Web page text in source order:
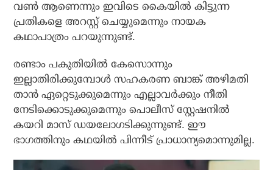
വണ്‍ ആണെന്നും ഇവിടെ കൈയില്‍ കിട്ടുന്ന
പ്രതികളെ അറസ്റ്റ് ചെയ്യുമെന്നും നായക
കഥാപാത്രം പറയുന്നുണ്ട്.
രണ്ടാം പകുതിയില്‍ കേസൊന്നും
ഇല്ലാതിരിക്കുമ്പോള്‍ സഹകരണ ബാങ്ക് അഴിമതി
താന്‍ ഏറ്റെടുക്കുമെന്നും എല്ലാവര്‍ക്കും നീതി
നേടിക്കൊടുക്കുമെന്നും പൊലീസ് സ്റ്റേഷനില്‍
കയറി മാസ് ഡയലോഗടിക്കുന്നുണ്ട്. ഈ
ഭാഗത്തിനും കഥയില്‍ പിന്നീട് പ്രാധാന്യമൊന്നുമില്ല.